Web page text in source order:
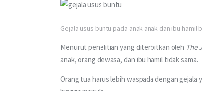
Gejala usus buntu pada anak-anak dan ibu
Menurut penelitian yang diterbitkan oleh The
anak, orang dewasa, dan ibu hamil tidak sama.
Orang tua harus lebih waspada dengan gejala